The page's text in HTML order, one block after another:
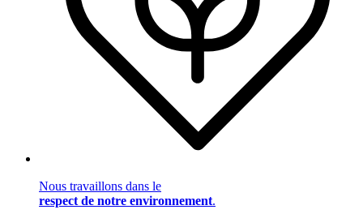
Nous travaillons dans le
respect de notre environnement.